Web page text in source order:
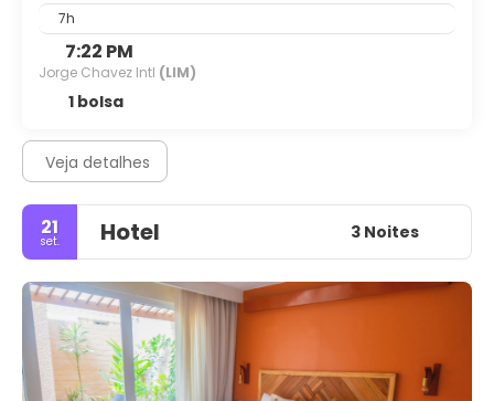
7h
7:22 PM
Jorge Chavez Intl (LIM)
1 bolsa
Veja detalhes
21
set. Hotel 3 Noites